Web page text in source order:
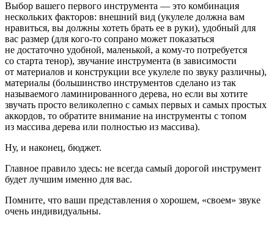
Выбор вашего первого инструмента — это комбинация
нескольких факторов: внешний вид (укулеле должна вам
нравиться, вы должны хотеть брать ее в руки), удобный для
вас размер (для кого-то сопрано может показаться
не достаточно удобной, маленькой, а кому-то потребуется
со старта тенор), звучание инструмента (в зависимости
от материалов и конструкции все укулеле по звуку различны),
материалы (большинство инструментов сделано из так
называемого ламинированного дерева, но если вы хотите
звучать просто великолепно с самых первых и самых простых
аккордов, то обратите внимание на инструменты с топом
из массива дерева или полностью из массива).
Ну, и наконец, бюджет.
Главное правило здесь: не всегда самый дорогой инструмент
будет лучшим именно для вас.
Помните, что ваши представления о хорошем, «своем» звуке
очень индивидуальны.